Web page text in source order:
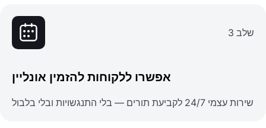
שלב 3
אפשרו ללקוחות להזמין אונליין
שירות עצמי 24/7 לקביעת תורים — בלי התנגשויות ובלי בלבול